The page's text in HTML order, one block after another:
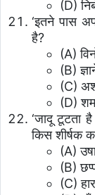
(D)
‘इतने पास
है?
(A)
(B)
(C)
(D)
‘जादू टूटता
किस शीर्षक
(A)
(B)
(C)